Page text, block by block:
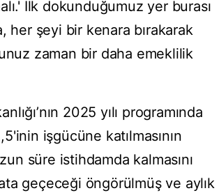
İlk dokunduğumuz yer burası
her şeyi bir kenara bırakarak
zaman bir daha emeklilik
2025 yılı programında
işgücüne katılmasının
süre istihdamda kalmasını
geçeceği öngörülmüş ve aylık